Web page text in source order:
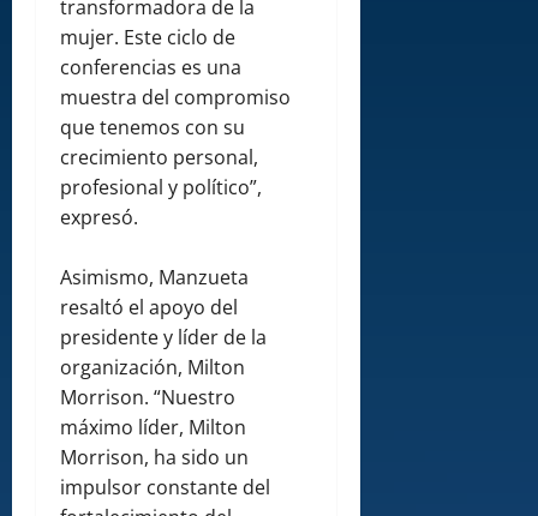
transformadora de la
mujer. Este ciclo de
conferencias es una
muestra del compromiso
que tenemos con su
crecimiento personal,
profesional y político”,
expresó.
Asimismo, Manzueta
resaltó el apoyo del
presidente y líder de la
organización, Milton
Morrison. “Nuestro
máximo líder, Milton
Morrison, ha sido un
impulsor constante del